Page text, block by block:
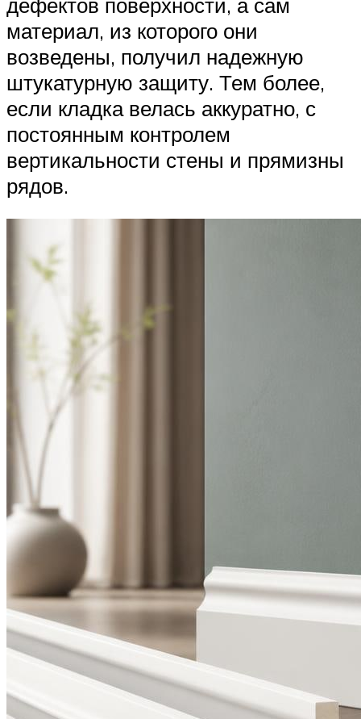
материал, из которого они
возведены, получил надежную
штукатурную защиту. Тем более,
если кладка велась аккуратно, с
постоянным контролем
вертикальности стены и прямизны
рядов.